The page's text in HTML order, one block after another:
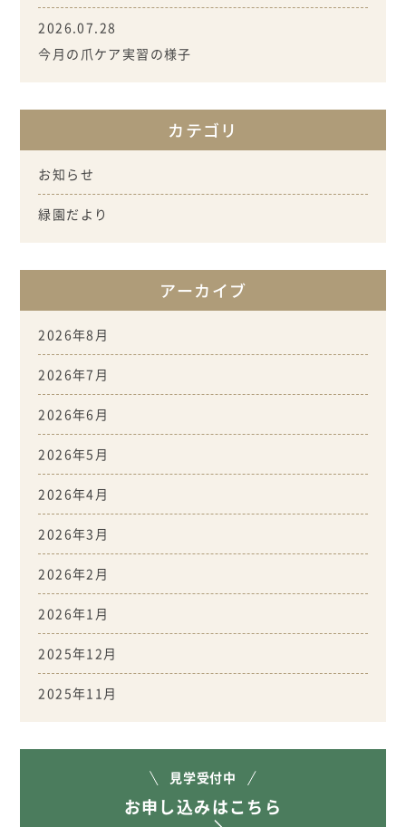
2026.07.28
今月の爪ケア実習の様子
カテゴリ
お知らせ
緑園だより
アーカイブ
2026年8月
2026年7月
2026年6月
2026年5月
2026年4月
2026年3月
2026年2月
2026年1月
2025年12月
2025年11月
見学受付中
お申し込みはこちら